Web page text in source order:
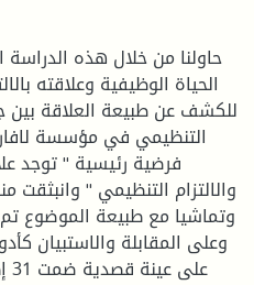
حاولنا من خلال هذه
الحياة الوظيفية وعلاقته
للكشف عن طبيعة العلاقة بين
التنظيمي في مؤسسة
فرضية رئيسية " توجد
والالتزام التنظيمي " وانبثقت
وتماشيا مع طبيعة الموضوع
وعلى المقابلة والاستبيان